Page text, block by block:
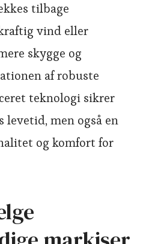
tilbage
vind eller
skygge og
af robuste
teknologi sikrer
men også en
og komfort for